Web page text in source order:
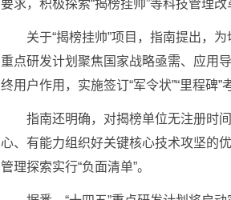
要求，积极探索“揭榜挂帅”等科技管理
关于“揭榜挂帅”项目，指南提出，
重点研发计划聚焦国家战略亟需、应用
终用户作用，实施签订“军令状”“里程碑”
指南还明确，对揭榜单位无注册时
心、有能力组织好关键核心技术攻坚的
管理探索实行“负面清单”。